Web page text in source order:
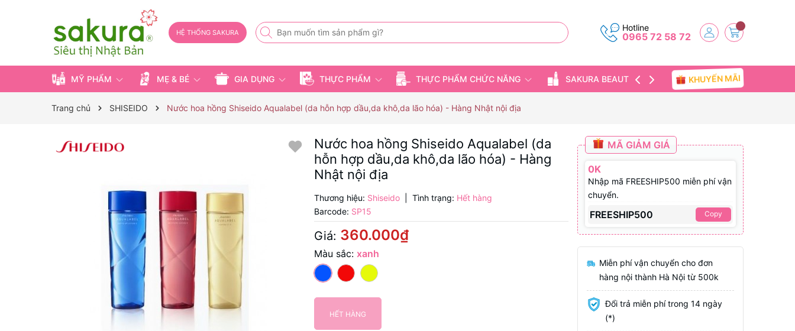
HỆ THỐNG SAKURA Hotline
0965 72 58 72
MỸ PHẨM MẸ & BÉ GIA DỤNG THỰC PHẨM THỰC PHẨM CHỨC NĂNG SAKURA BEAUTY TIN TỨC
KHUYẾN MÃI
Trang chủ SHISEIDO Nước hoa hồng Shiseido Aqualabel (da hỗn hợp dầu,da khô,da lão hóa) - Hàng Nhật nội địa
Nước hoa hồng Shiseido Aqualabel (da
hỗn hợp dầu,da khô,da lão hóa) - Hàng
Nhật nội địa
Thương hiệu: Shiseido Tình trạng: Hết hàng
Barcode: SP15
Giá: 360.000₫
Màu sắc:xanh
HẾT HÀNG
MÃ GIẢM GIÁ
0K
Nhập mã FREESHIP500 miễn phí vận
chuyển.
FREESHIP500 Copy
Miễn phí vận chuyển cho đơn
hàng nội thành Hà Nội từ 500k
Đổi trả miễn phí trong 14 ngày
(*)